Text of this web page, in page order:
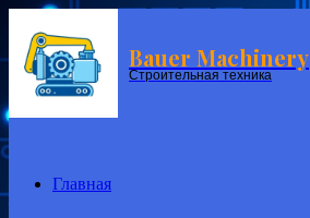
Menu Bauer Machinery
Строительная техника
Главная